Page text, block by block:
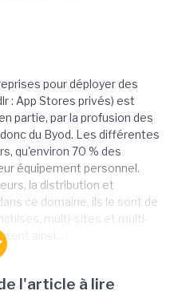
pour déployer des
: App Stores privés) est
partie, par la profusion des
du Byod. Les différentes
qu'environ 70 % des
équipement personnel.
la distribution et
ce domaine, ils le sont de
multi-sites et multi-
ainsi...
l'article à lire